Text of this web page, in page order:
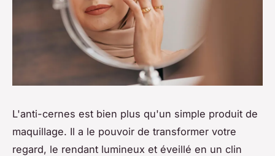
L'anti-cernes est bien plus qu'un simple produit de
maquillage. Il a le pouvoir de transformer votre
regard, le rendant lumineux et éveillé en un clin